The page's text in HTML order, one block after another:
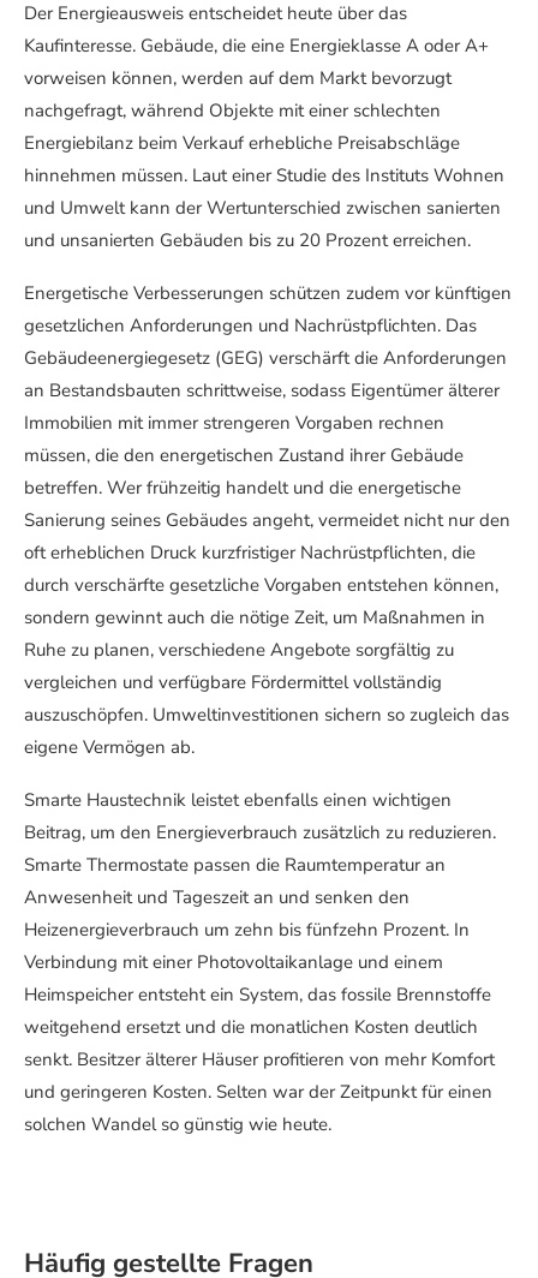
Der Energieausweis entscheidet heute über das
Kaufinteresse. Gebäude, die eine Energieklasse A oder A+
vorweisen können, werden auf dem Markt bevorzugt
nachgefragt, während Objekte mit einer schlechten
Energiebilanz beim Verkauf erhebliche Preisabschläge
hinnehmen müssen. Laut einer Studie des Instituts Wohnen
und Umwelt kann der Wertunterschied zwischen sanierten
und unsanierten Gebäuden bis zu 20 Prozent erreichen.
Energetische Verbesserungen schützen zudem vor künftigen
gesetzlichen Anforderungen und Nachrüstpflichten. Das
Gebäudeenergiegesetz (GEG) verschärft die Anforderungen
an Bestandsbauten schrittweise, sodass Eigentümer älterer
Immobilien mit immer strengeren Vorgaben rechnen
müssen, die den energetischen Zustand ihrer Gebäude
betreffen. Wer frühzeitig handelt und die energetische
Sanierung seines Gebäudes angeht, vermeidet nicht nur den
oft erheblichen Druck kurzfristiger Nachrüstpflichten, die
durch verschärfte gesetzliche Vorgaben entstehen können,
sondern gewinnt auch die nötige Zeit, um Maßnahmen in
Ruhe zu planen, verschiedene Angebote sorgfältig zu
vergleichen und verfügbare Fördermittel vollständig
auszuschöpfen. Umweltinvestitionen sichern so zugleich das
eigene Vermögen ab.
Smarte Haustechnik leistet ebenfalls einen wichtigen
Beitrag, um den Energieverbrauch zusätzlich zu reduzieren.
Smarte Thermostate passen die Raumtemperatur an
Anwesenheit und Tageszeit an und senken den
Heizenergieverbrauch um zehn bis fünfzehn Prozent. In
Verbindung mit einer Photovoltaikanlage und einem
Heimspeicher entsteht ein System, das fossile Brennstoffe
weitgehend ersetzt und die monatlichen Kosten deutlich
senkt. Besitzer älterer Häuser profitieren von mehr Komfort
und geringeren Kosten. Selten war der Zeitpunkt für einen
solchen Wandel so günstig wie heute.
Häufig gestellte Fragen